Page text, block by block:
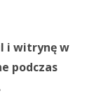
i witrynę w
podczas